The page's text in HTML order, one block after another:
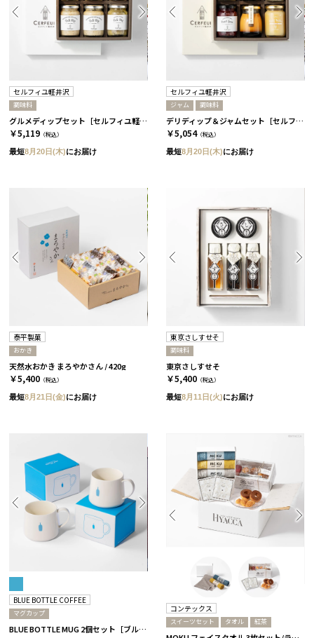
セルフィユ軽井沢
調味料
グルメディップセット［セルフィユ軽井沢］
￥5,119 （税込）
最短8月20日(木)にお届け
セルフィユ軽井沢
ジャム 調味料
デリディップ＆ジャムセット［セルフィユ軽井沢］
￥5,054（税込）
最短8月20日(木)にお届け
泰平製菓
おかき
天然水おかき まろやかさん / 420g
￥5,400 （税込）
最短8月21日(金)にお届け
東京さしすせそ
調味料
東京さしすせそ
￥5,400 （税込）
最短8月11日(火)にお届け
BLUE BOTTLE COFFEE
マグカップ
BLUE BOTTLE MUG 2個セット［ブルーボトルコーヒー］
コンテックス
スイーツセット タオル 紅茶